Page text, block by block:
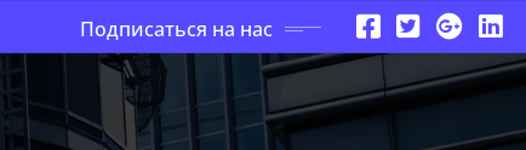
Подписаться на нас